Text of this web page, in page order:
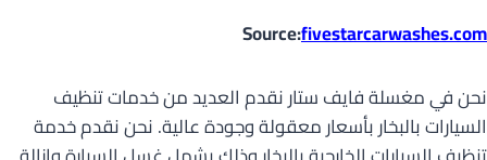
Source:fivestarcarwashes.com
نحن في مغسلة فايف ستار نقدم العديد من خدمات تنظيف
السيارات بالبخار بأسعار معقولة وجودة عالية. نحن نقدم خدمة